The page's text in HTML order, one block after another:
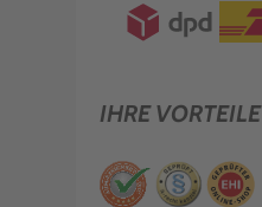
IHRE VORTEILE